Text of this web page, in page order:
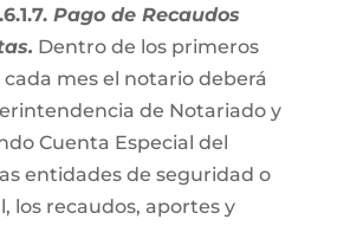
Pago de Recaudos
Dentro de los primeros
mes el notario deberá
de Notariado y
Cuenta Especial del
entidades de seguridad o
los recaudos, aportes y